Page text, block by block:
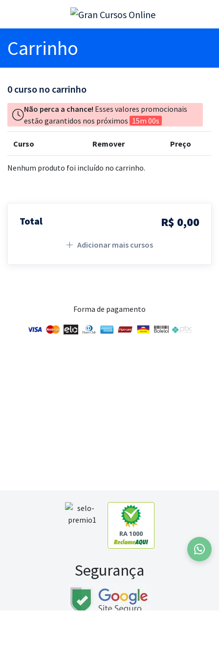
Carrinho
0 curso no carrinho
Não perca a chance! Esses valores promocionais
estão garantidos nos próximos 15m 00s
Curso Remover Preço
Nenhum produto foi incluído no carrinho.
Total R$ 0,00
Adicionar mais cursos
Forma de pagamento
RA 1000
Segurança